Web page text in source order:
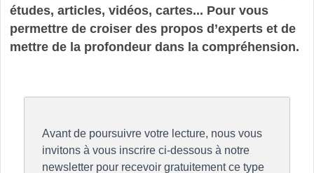
études, articles, vidéos, cartes... Pour vous
permettre de croiser des propos d’experts et de
mettre de la profondeur dans la compréhension.